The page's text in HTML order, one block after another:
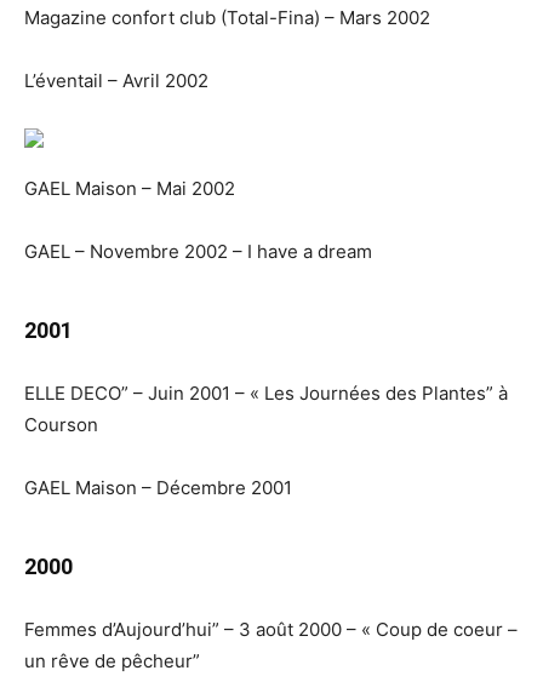
Magazine confort club (Total-Fina) – Mars 2002
L’éventail – Avril 2002
GAEL Maison – Mai 2002
GAEL – Novembre 2002 – I have a dream
2001
ELLE DECO” – Juin 2001 – « Les Journées des Plantes” à
Courson
GAEL Maison – Décembre 2001
2000
Femmes d’Aujourd’hui” – 3 août 2000 – « Coup de coeur –
un rêve de pêcheur”